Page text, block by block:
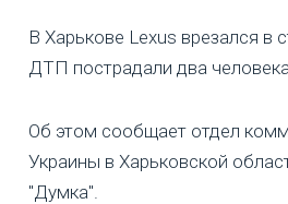
В Харькове Lexus врезался в
ДТП пострадали два человека.
Об этом сообщает отдел
Украины в Харьковской
"Думка".